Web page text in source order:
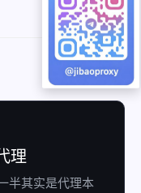
理
半其实是代理本